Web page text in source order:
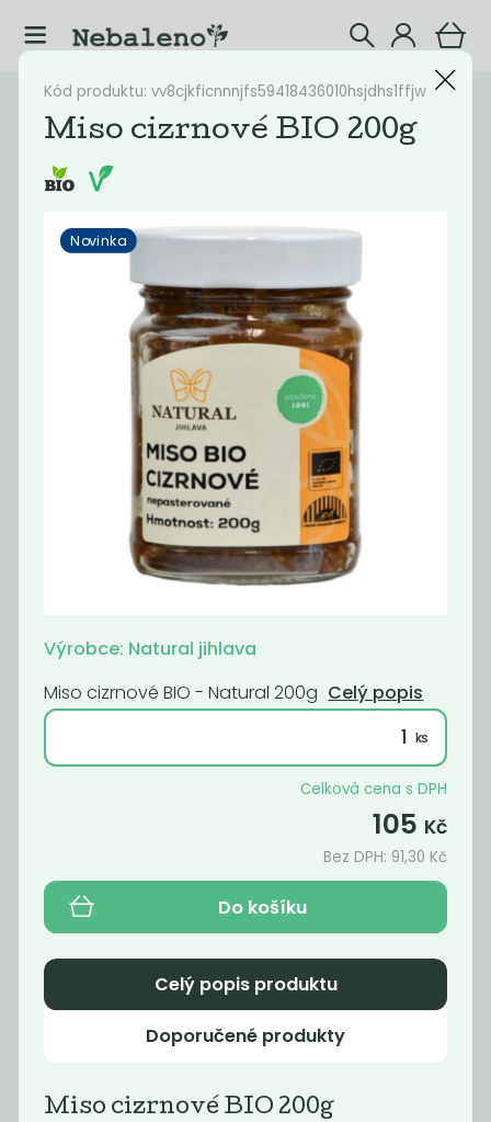
Katalog Potraviny
Filtrovat produkty
Doporučené Nejdražší
Fermentovaná
rajčatová...
Novinka
Fermentovaná
rajčatová...
Novinka
Fermentovaná
rajčatová...
Novinka
Fermentovaná
rajčatová...
159Kč
Novinka
Kód produktu: vv8cjkficnnnjfs59418436010hsjdhs1ffjw
Miso cizrnové BIO 200g
Výrobce: Natural jihlava
Miso cizrnové BIO - Natural 200g Celý popis
Celková cena s DPH
105 Kč
Bez DPH: 91,30 Kč
Do košíku
Celý popis produktu
Doporučené produkty
Miso cizrnové BIO 200g